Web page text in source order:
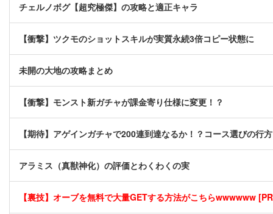
チェルノボグ【超究極傑】の攻略と適正キャラ
【衝撃】ツクモのショットスキルが実質永続3倍コピー状態に
未開の大地の攻略まとめ
【衝撃】モンスト新ガチャが課金寄り仕様に変更！？
【期待】アゲインガチャで200連到達なるか！？コース選びの行方
アラミス（真獣神化）の評価とわくわくの実
【裏技】オーブを無料で大量GETする方法がこちらwwwwww